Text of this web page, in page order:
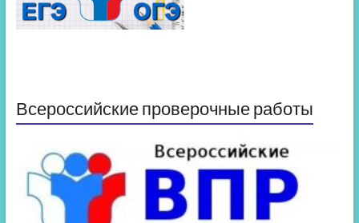
Всероссийские проверочные работы